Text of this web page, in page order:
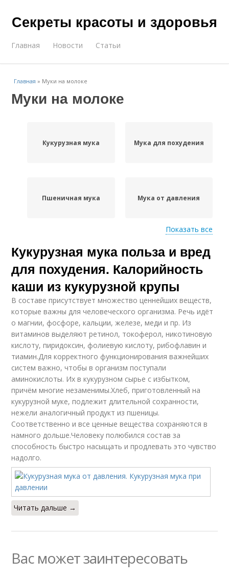
Секреты красоты и здоровья
Главная Новости Статьи
Главная » Муки на молоке
Муки на молоке
Кукурузная мука Мука для похудения
Пшеничная мука Мука от давления
Мука при давлении Муки при лечении
Блинчики из
кукурузной муки
Блины на молоке
Блины из кукурузной
муки
Показать все
Кукурузная мука польза и вред
для похудения. Калорийность
каши из кукурузной крупы
В составе присутствует множество ценнейших веществ,
которые важны для человеческого организма. Речь идёт
о магнии, фосфоре, кальции, железе, меди и пр. Из
витаминов выделяют ретинол, токоферол, никотиновую
кислоту, пиридоксин, фолиевую кислоту, рибофлавин и
тиамин.Для корректного функционирования важнейших
систем важно, чтобы в организм поступали
аминокислоты. Их в кукурузном сырье с избытком,
причём многие незаменимы.Хлеб, приготовленный на
кукурузной муке, подлежит длительной сохранности,
нежели аналогичный продукт из пшеницы.
Соответственно и все ценные вещества сохраняются в
намного дольше.Человеку полюбился состав за
способность быстро насыщать и продлевать это чувство
надолго.
Читать дальше →
Вас может заинтересовать